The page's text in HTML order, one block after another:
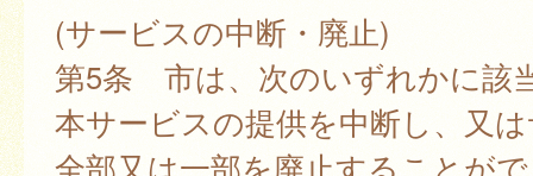
(サービスの中断・廃止)
第5条 市は、次のいずれかに該
本サービスの提供を中断し、又
全部又は一部を廃止することが